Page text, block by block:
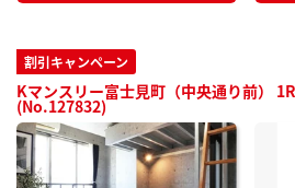
割引キャンペーン
Kマンスリー富士見町（中央通り前）
(No.127832)